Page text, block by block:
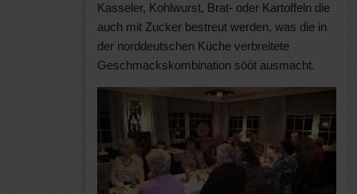
Kasseler, Kohlwurst, Brat- oder Kartoffeln die
auch mit Zucker bestreut werden, was die in
der norddeutschen Küche verbreitete
Geschmackskombination sööt ausmacht.